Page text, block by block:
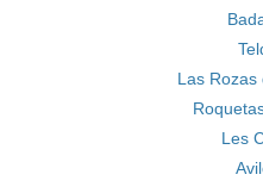
Las Rozas
Les